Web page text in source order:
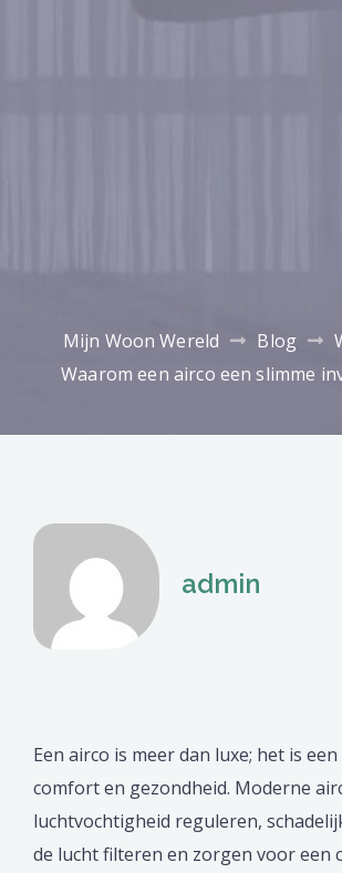
Mijn Woon Wereld Blog
Waarom een airco een slimme
admin
Een airco is meer dan luxe; het is
comfort en gezondheid. Moderne
luchtvochtigheid reguleren,
de lucht filteren en zorgen voor een